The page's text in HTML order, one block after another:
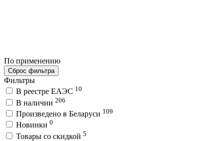
По применению
Сброс фильтра
Фильтры
В реестре ЕАЭС 10
В наличии 206
Произведено в Беларуси 109
Новинки 0
Товары со скидкой 5